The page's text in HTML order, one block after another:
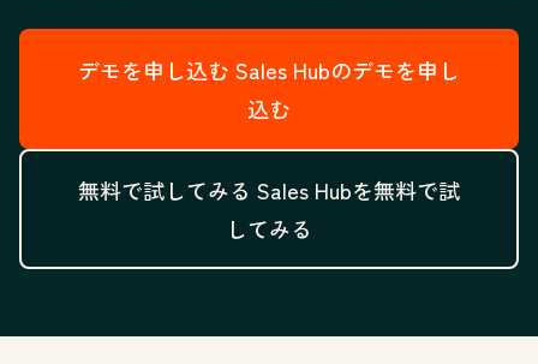
デモを申し込む Sales Hubのデモを申し
込む
無料で試してみる Sales Hubを無料で試
してみる